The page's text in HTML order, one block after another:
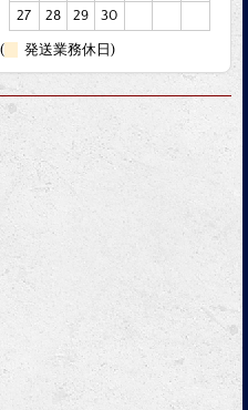
27
28 29 30
( 発送業務休日)